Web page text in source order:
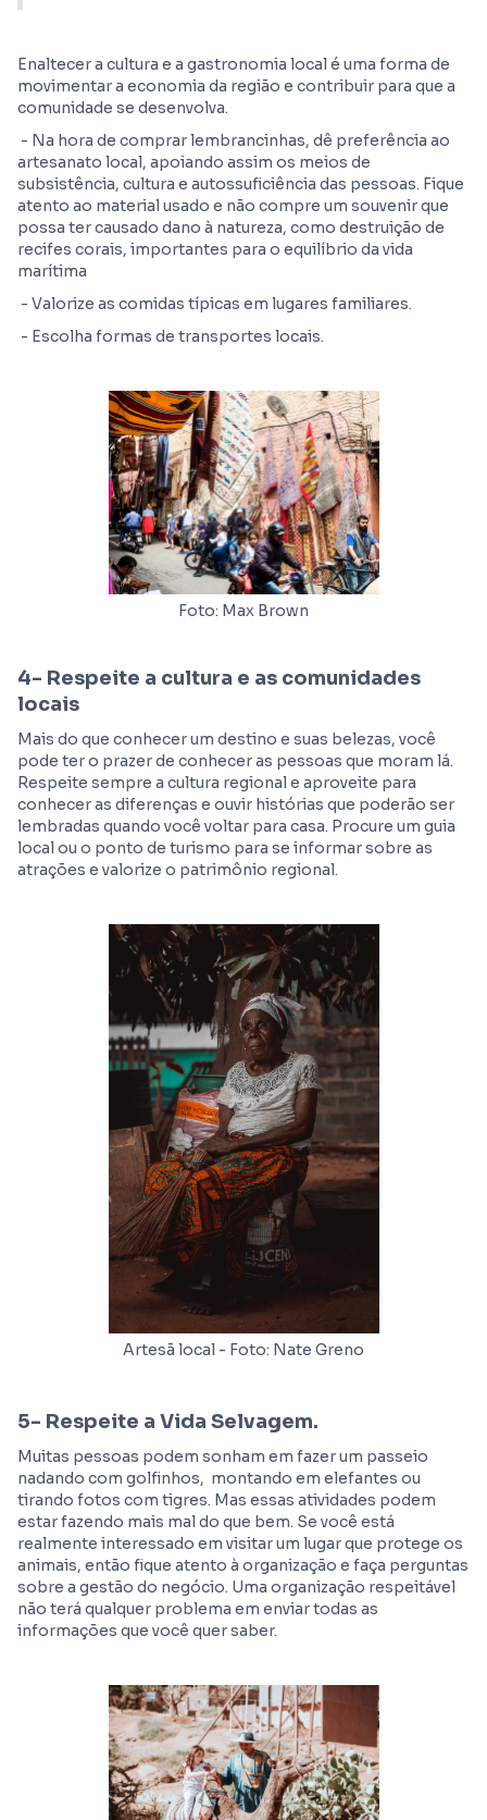
Enaltecer a cultura e a gastronomia local é uma forma de
movimentar a economia da região e contribuir para que a
comunidade se desenvolva.
- Na hora de comprar lembrancinhas, dê preferência ao
artesanato local, apoiando assim os meios de
subsistência, cultura e autossuficiência das pessoas. Fique
atento ao material usado e não compre um souvenir que
possa ter causado dano à natureza, como destruição de
recifes corais, importantes para o equilíbrio da vida
marítima
- Valorize as comidas típicas em lugares familiares.
- Escolha formas de transportes locais.
Foto: Max Brown
4- Respeite a cultura e as comunidades
locais
Mais do que conhecer um destino e suas belezas, você
pode ter o prazer de conhecer as pessoas que moram lá.
Respeite sempre a cultura regional e aproveite para
conhecer as diferenças e ouvir histórias que poderão ser
lembradas quando você voltar para casa. Procure um guia
local ou o ponto de turismo para se informar sobre as
atrações e valorize o patrimônio regional.
Artesã local - Foto: Nate Greno
5- Respeite a Vida Selvagem.
Muitas pessoas podem sonham em fazer um passeio
nadando com golfinhos, montando em elefantes ou
tirando fotos com tigres. Mas essas atividades podem
estar fazendo mais mal do que bem. Se você está
realmente interessado em visitar um lugar que protege os
animais, então fique atento à organização e faça perguntas
sobre a gestão do negócio. Uma organização respeitável
não terá qualquer problema em enviar todas as
informações que você quer saber.